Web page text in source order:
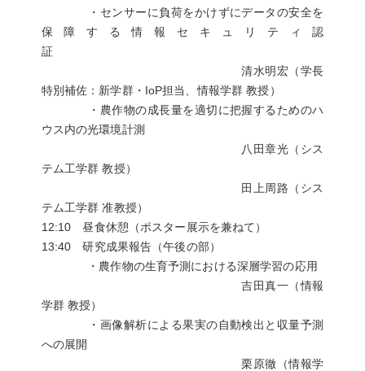
・センサーに負荷をかけずにデータの安全を
保障する情報セキュリティ認
証
清水明宏（学長
特別補佐：新学群・IoP担当、情報学群 教授）
・農作物の成長量を適切に把握するためのハ
ウス内の光環境計測
八田章光（シス
テム工学群 教授）
田上周路（シス
テム工学群 准教授）
12:10 昼食休憩（ポスター展示を兼ねて）
13:40 研究成果報告（午後の部）
・農作物の生育予測における深層学習の応用
吉田真一（情報
学群 教授）
・画像解析による果実の自動検出と収量予測
への展開
栗原徹（情報学